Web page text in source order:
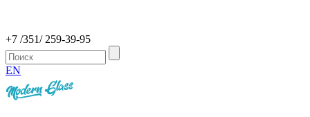
+7 /351/ 259-39-95
EN